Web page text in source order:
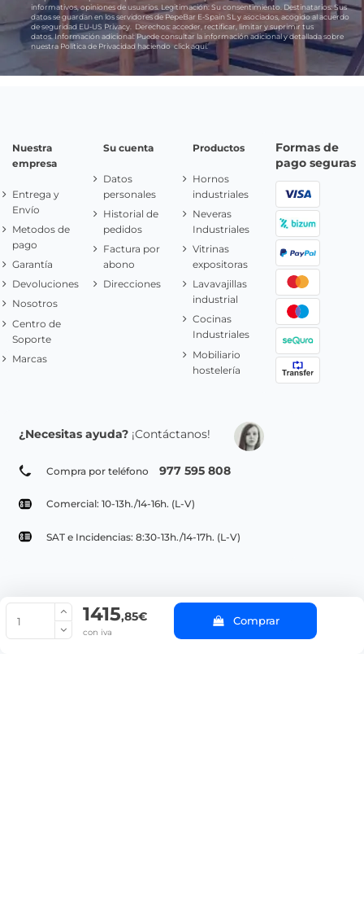
1415,85€
con iva
Comprar
informativos, opiniones de usuarios. Legitimación: Su consentimiento. Destinatarios:Sus
datos se guardan en los servidores de PepeBar E-Spain SL y asociados, acogido al acuerdo
de seguridad EU-US Privacy.
Derechos: acceder, rectificar, limitar y suprimir tus
datos.Información adicional:Puede consultar la información adicional y detallada sobre
nuestra Política de Privacidad haciendoclick aquí.
Nuestra
empresa
Entrega y
Envío
Metodos de
pago
Garantía
Devoluciones
Nosotros
Centro de
Soporte
Marcas
Su cuenta
Datos
personales
Historial de
pedidos
Factura por
abono
Direcciones
Productos
Hornos
industriales
Neveras
Industriales
Vitrinas
expositoras
Lavavajillas
industrial
Cocinas
Industriales
Mobiliario
hostelería
Formas de
pago seguras
¿Necesitas ayuda? ¡Contáctanos!
Compra por teléfono 977 595 808
Comercial: 10-13h./14-16h. (L-V)
SAT e Incidencias: 8:30-13h./14-17h. (L-V)
© Copyright 2022 PepeBar.com |
Aviso legal y
Condiciones generales de compra |